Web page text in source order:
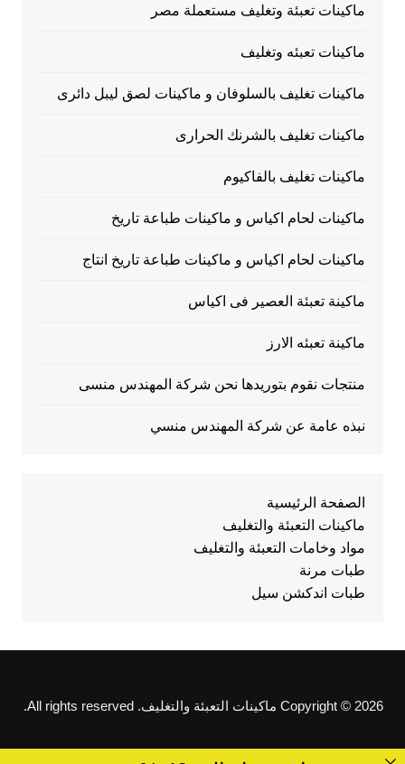
ماكينات تعبئة وتغليف مستعملة مصر
ماكينات تعبئه وتغليف
ماكينات تغليف بالسلوفان و ماكينات لصق ليبل دائرى
ماكينات تغليف بالشرنك الحرارى
ماكينات تغليف بالفاكيوم
ماكينات لحام اكياس و ماكينات طباعة تاريخ
ماكينات لحام اكياس و ماكينات طباعة تاريخ انتاج
ماكينة تعبئة العصير فى اكياس
ماكينة تعبئه الارز
منتجات نقوم بتوريدها نحن شركة المهندس منسى
نبذه عامة عن شركة المهندس منسي
الصفحة الرئيسية
ماكينات التعبئة والتغليف
مواد وخامات التعبئة والتغليف
طبات مرنة
طبات اندكشن سيل
Copyright © 2026 ماكينات التعبئة والتغليف. All rights reserved.